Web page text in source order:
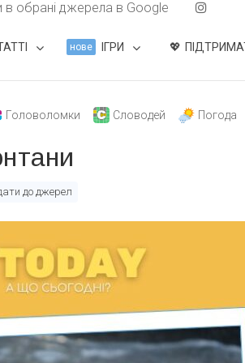
в обрані джерела в Google
нове ІГРИ
Головоломки Словодей Погода
до джерел